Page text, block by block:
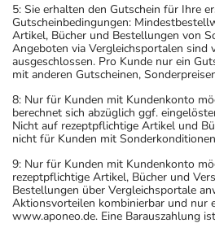
5: Sie erhalten den Gutschein für Ihre
Gutscheinbedingungen:
Artikel, Bücher und Bestellungen von
Angeboten via Vergleichsportalen sind
ausgeschlossen. Pro Kunde nur ein
mit anderen Gutscheinen,
8: Nur für Kunden mit Kundenkonto
berechnet sich abzüglich ggf.
Nicht auf rezeptpflichtige Artikel und
nicht für Kunden mit
9: Nur für Kunden mit Kundenkonto
rezeptpflichtige Artikel, Bücher und
Bestellungen über Vergleichsportale
Aktionsvorteilen kombinierbar und nur
www.aponeo.de. Eine Barauszahlung